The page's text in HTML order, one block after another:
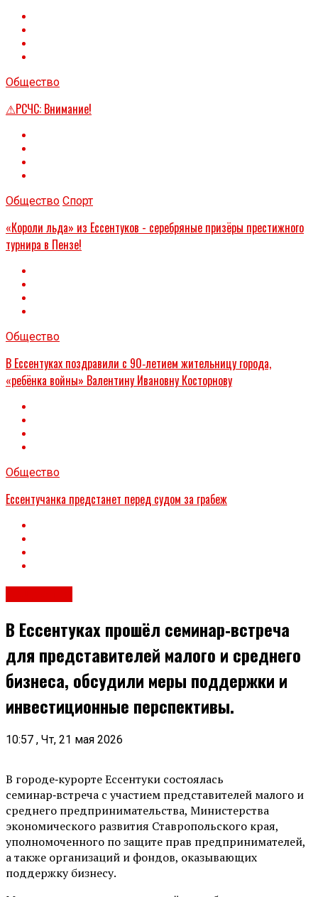
Общество
⚠РСЧС: Внимание!
Общество Спорт
«Короли льда» из Ессентуков - серебряные призёры престижного
турнира в Пензе!
Общество
В Ессентуках поздравили с 90‑летием жительницу города,
«ребёнка войны» Валентину Ивановну Косторнову
Общество
Ессентучанка предстанет перед судом за грабеж
В Ессентуках прошёл семинар‑встреча
для представителей малого и среднего
бизнеса, обсудили меры поддержки и
инвестиционные перспективы.
10:57 , Чт, 21 мая 2026
В городе‑курорте Ессентуки состоялась
семинар‑встреча с участием представителей малого и
среднего предпринимательства, Министерства
экономического развития Ставропольского края,
уполномоченного по защите прав предпринимателей,
а также организаций и фондов, оказывающих
поддержку бизнесу.